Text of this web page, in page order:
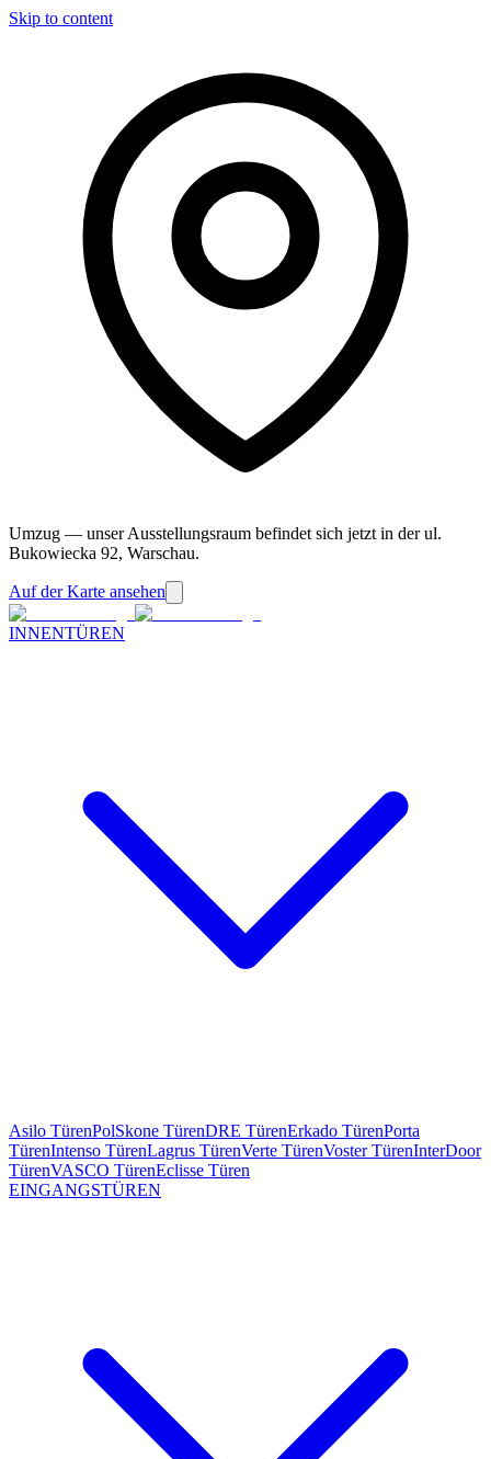
Skip to content
Umzug — unser Ausstellungsraum befindet sich jetzt in der ul.
Bukowiecka 92, Warschau.
Auf der Karte ansehen
INNENTÜREN
Asilo TürenPolSkone TürenDRE TürenErkado TürenPorta
TürenIntenso TürenLagrus TürenVerte TürenVoster TürenInterDoor
TürenVASCO TürenEclisse Türen
EINGANGSTÜREN